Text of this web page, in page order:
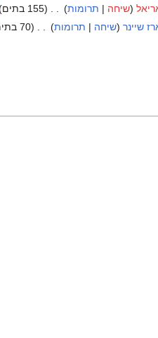
שיחה תרומות 155 בתים
שיינר שיחה תרומות 70 בתים